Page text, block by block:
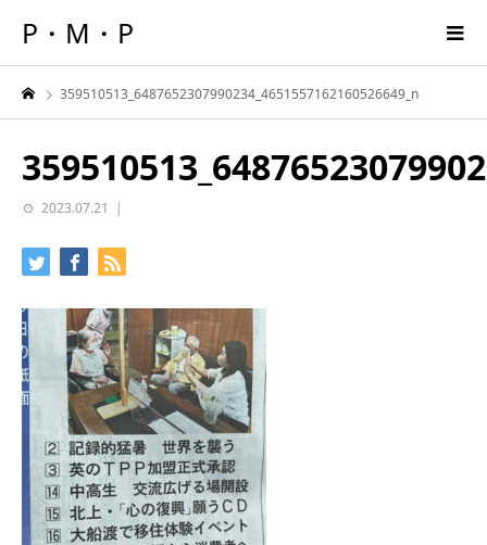
P・M・P
359510513_6487652307990234_4651557162160526649_n
2023.07.21